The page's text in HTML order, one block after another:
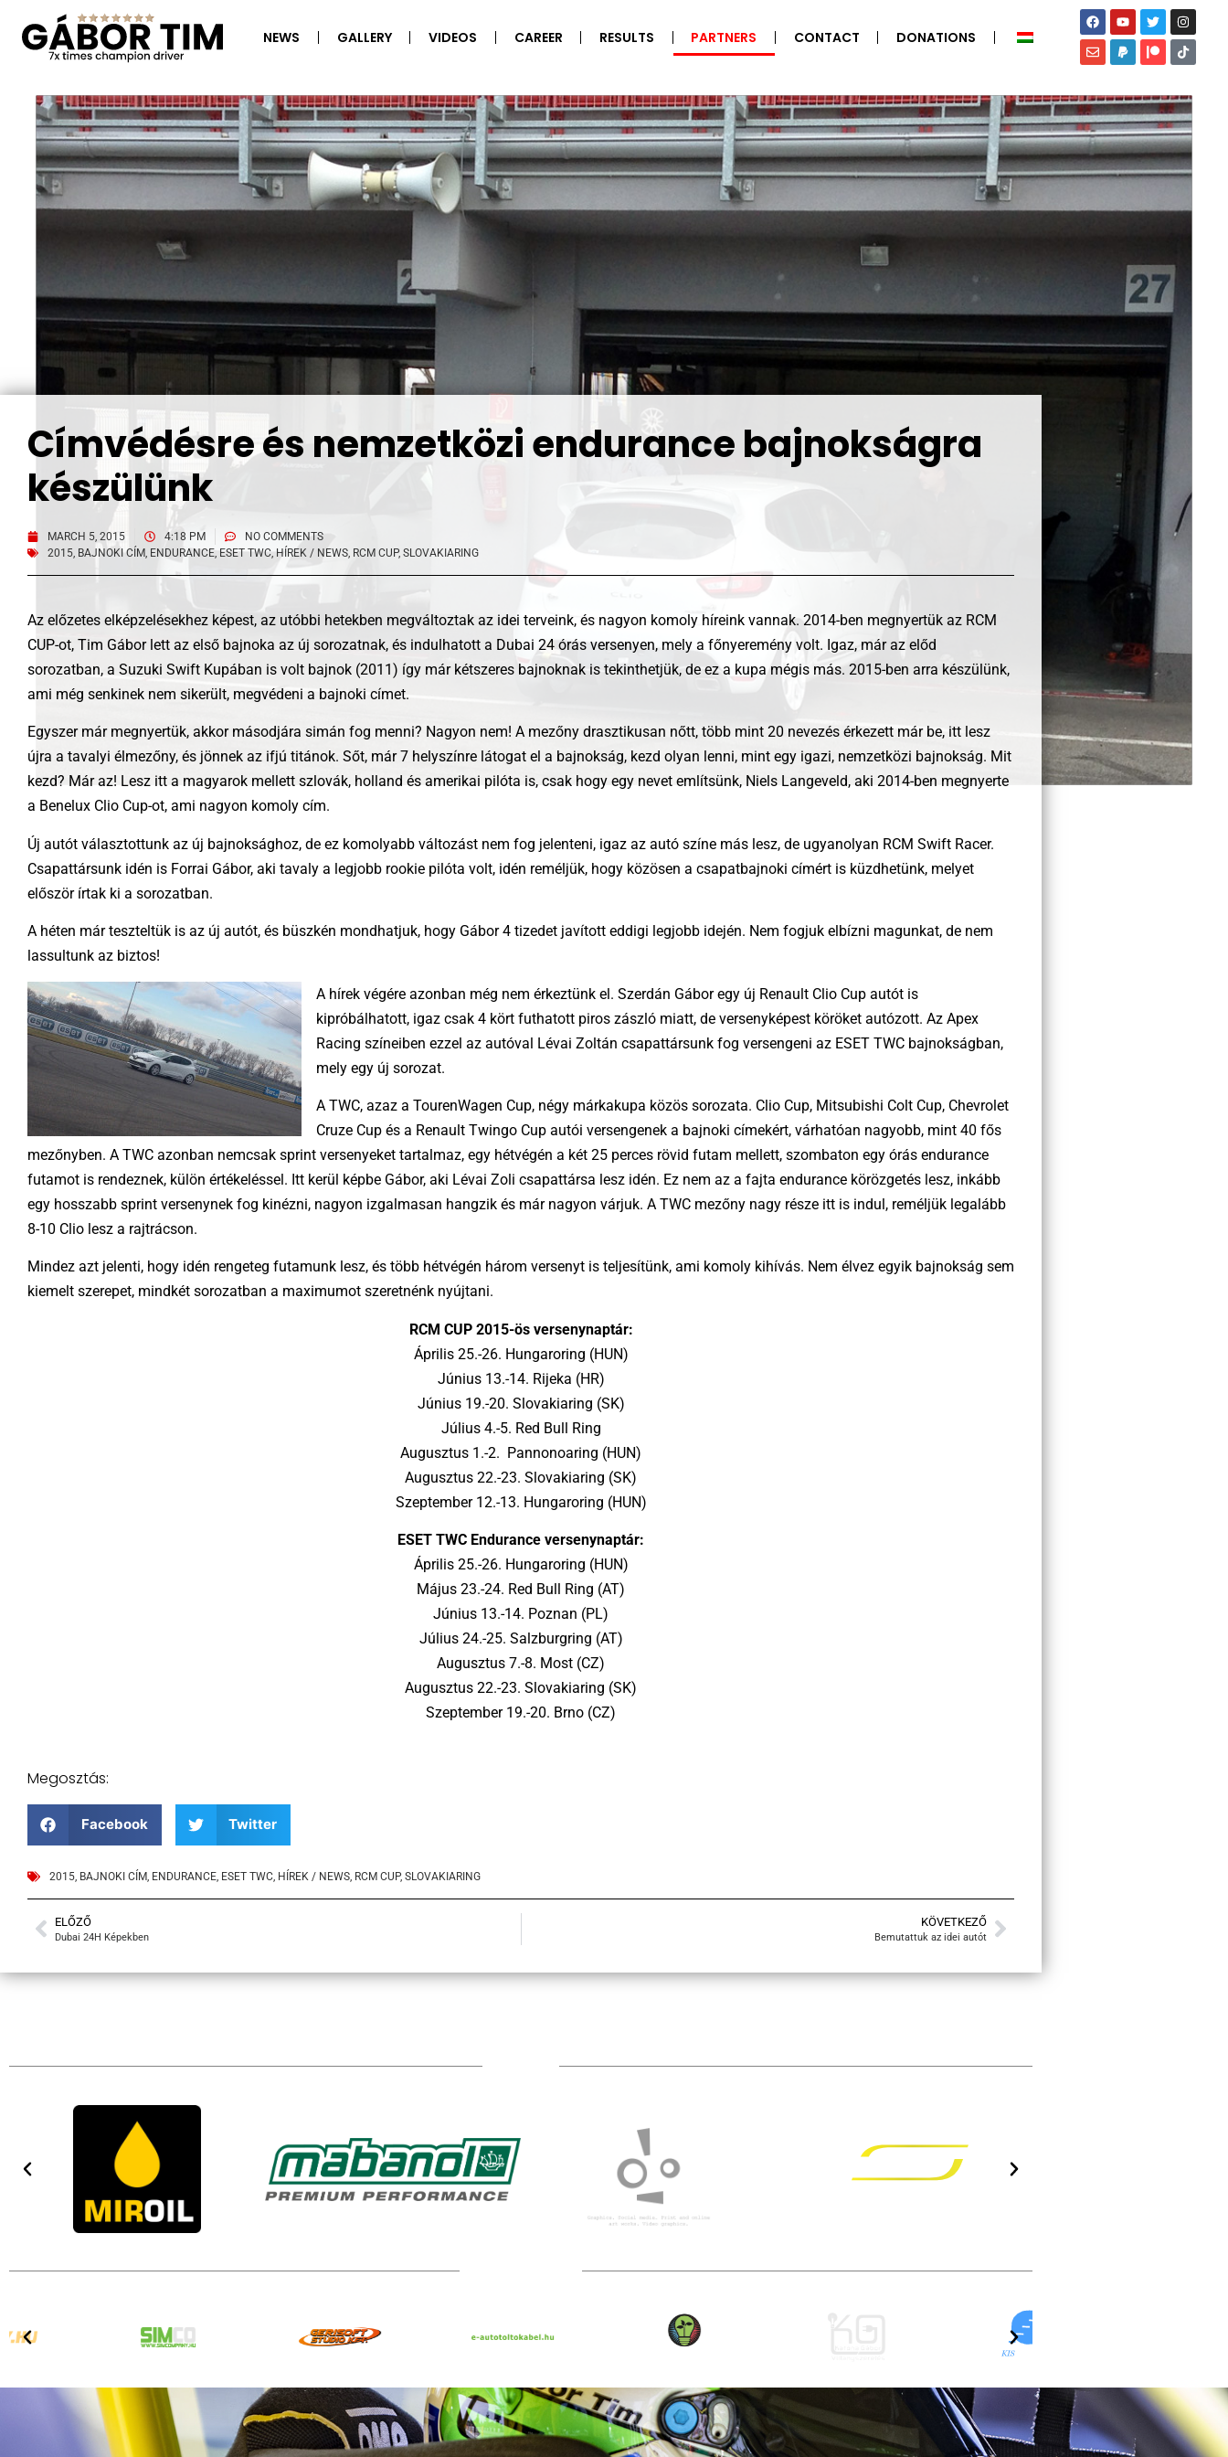
NEWS GALLERY VIDEOS CAREER RESULTS PARTNERS CONTACT DONATIONS
Címvédésre és nemzetközi endurance bajnokságra
készülünk
MARCH 5, 2015 4:18 PM
NO COMMENTS
2015, BAJNOKI CÍM, ENDURANCE,ESET TWC, HÍREK / NEWS, RCM CUP, SLOVAKIARING
Az előzetes elképzelésekhez képest, az utóbbi hetekben megváltoztak az idei terveink, és nagyon komoly híreink vannak. 2014-ben megnyertük az RCM
CUP-ot, Tim Gábor lett az első bajnoka az új sorozatnak, és indulhatott a Dubai 24 órás versenyen, mely a főnyeremény volt. Igaz, már az előd
sorozatban, a Suzuki Swift Kupában is volt bajnok (2011) így már kétszeres bajnoknak is tekinthetjük, de ez a kupa mégis más. 2015-ben arra készülünk,
ami még senkinek nem sikerült, megvédeni a bajnoki címet.
Egyszer már megnyertük, akkor másodjára simán fog menni? Nagyon nem! A mezőny drasztikusan nőtt, több mint 20 nevezés érkezett már be, itt lesz
újra a tavalyi élmezőny, és jönnek az ifjú titánok. Sőt, már 7 helyszínre látogat el a bajnokság, kezd olyan lenni, mint egy igazi, nemzetközi bajnokság. Mit
kezd? Már az! Lesz itt a magyarok mellett szlovák, holland és amerikai pilóta is, csak hogy egy nevet említsünk, Niels Langeveld, aki 2014-ben megnyerte
a Benelux Clio Cup-ot, ami nagyon komoly cím.
Új autót választottunk az új bajnoksághoz, de ez komolyabb változást nem fog jelenteni, igaz az autó színe más lesz, de ugyanolyan RCM Swift Racer.
Csapattársunk idén is Forrai Gábor, aki tavaly a legjobb rookie pilóta volt, idén reméljük, hogy közösen a csapatbajnoki címért is küzdhetünk, melyet
először írtak ki a sorozatban.
A héten már teszteltük is az új autót, és büszkén mondhatjuk, hogy Gábor 4 tizedet javított eddigi legjobb idején. Nem fogjuk elbízni magunkat, de nem
lassultunk az biztos!
A hírek végére azonban még nem érkeztünk el. Szerdán Gábor egy új Renault Clio Cup autót is
kipróbálhatott, igaz csak 4 kört futhatott piros zászló miatt, de versenyképest köröket autózott. Az Apex
Racing színeiben ezzel az autóval Lévai Zoltán csapattársunk fog versengeni az ESET TWC bajnokságban,
mely egy új sorozat.
A TWC, azaz a TourenWagen Cup, négy márkakupa közös sorozata. Clio Cup, Mitsubishi Colt Cup, Chevrolet
Cruze Cup és a Renault Twingo Cup autói versengenek a bajnoki címekért, várhatóan nagyobb, mint 40 fős
mezőnyben. A TWC azonban nemcsak sprint versenyeket tartalmaz, egy hétvégén a két 25 perces rövid futam mellett, szombaton egy órás endurance
futamot is rendeznek, külön értékeléssel. Itt kerül képbe Gábor, aki Lévai Zoli csapattársa lesz idén. Ez nem az a fajta endurance körözgetés lesz, inkább
egy hosszabb sprint versenynek fog kinézni, nagyon izgalmasan hangzik és már nagyon várjuk. A TWC mezőny nagy része itt is indul, reméljük legalább
8-10 Clio lesz a rajtrácson.
Mindez azt jelenti, hogy idén rengeteg futamunk lesz, és több hétvégén három versenyt is teljesítünk, ami komoly kihívás. Nem élvez egyik bajnokság sem
kiemelt szerepet, mindkét sorozatban a maximumot szeretnénk nyújtani.
RCM CUP 2015-ös versenynaptár:
Április 25.-26. Hungaroring (HUN)
Június 13.-14. Rijeka (HR)
Június 19.-20. Slovakiaring (SK)
Július 4.-5. Red Bull Ring
Augusztus 1.-2. Pannonoaring (HUN)
Augusztus 22.-23. Slovakiaring (SK)
Szeptember 12.-13. Hungaroring (HUN)
ESET TWC Endurance versenynaptár:
Április 25.-26. Hungaroring (HUN)
Május 23.-24. Red Bull Ring (AT)
Június 13.-14. Poznan (PL)
Július 24.-25. Salzburgring (AT)
Augusztus 7.-8. Most (CZ)
Augusztus 22.-23. Slovakiaring (SK)
Szeptember 19.-20. Brno (CZ)
Megosztás:
Facebook Twitter
2015 BAJNOKI CÍM ENDURANCE ESET TWC HÍREK / NEWS RCM CUP, SLOVAKIARING
ELŐZŐ
Dubai 24H Képekben
KÖVETKEZŐ
Bemutattuk az idei autót